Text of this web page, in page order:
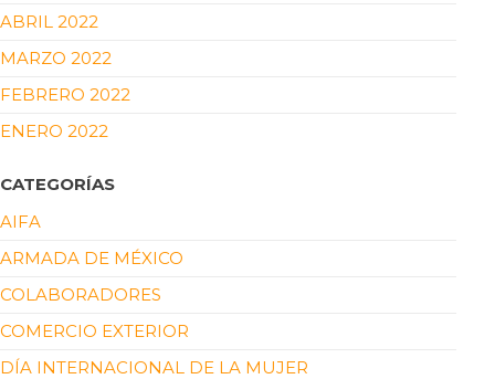
ABRIL 2022
MARZO 2022
FEBRERO 2022
ENERO 2022
CATEGORÍAS
AIFA
ARMADA DE MÉXICO
COLABORADORES
COMERCIO EXTERIOR
DÍA INTERNACIONAL DE LA MUJER